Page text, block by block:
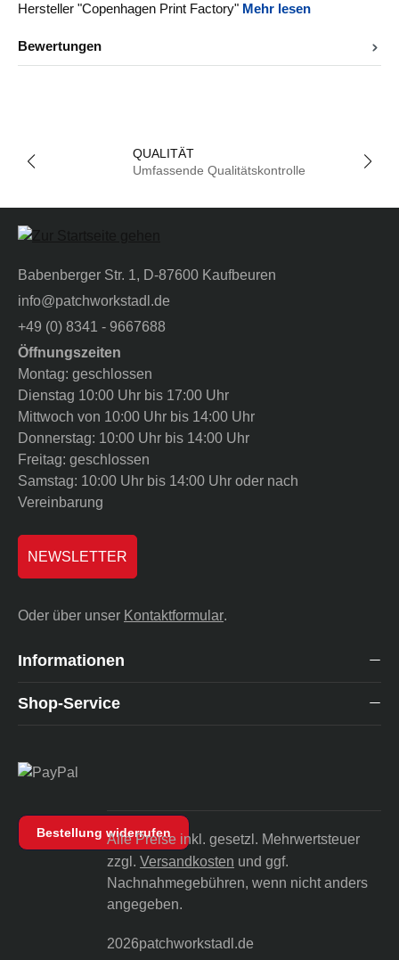
Hersteller "Copenhagen Print Factory" Mehr lesen
Bewertungen
QUALITÄT
Umfassende Qualitätskontrolle
Babenberger Str. 1, D-87600 Kaufbeuren
info@patchworkstadl.de
+49 (0) 8341 - 9667688
Öffnungszeiten
Montag: geschlossen
Dienstag 10:00 Uhr bis 17:00 Uhr
Mittwoch von 10:00 Uhr bis 14:00 Uhr
Donnerstag: 10:00 Uhr bis 14:00 Uhr
Freitag: geschlossen
Samstag: 10:00 Uhr bis 14:00 Uhr oder nach
Vereinbarung
NEWSLETTER
Oder über unser Kontaktformular.
Informationen
Shop-Service
Bestellung widerrufenAlle Preise inkl. gesetzl. Mehrwertsteuer
zzgl. Versandkosten und ggf.
Nachnahmegebühren, wenn nicht anders
angegeben.
2026patchworkstadl.de